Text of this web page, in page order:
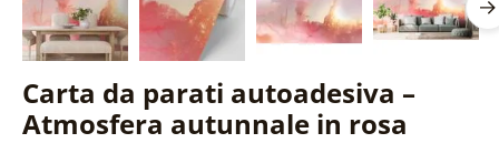
Carta da parati autoadesiva –
Atmosfera autunnale in rosa